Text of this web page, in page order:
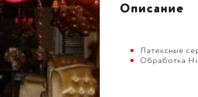
Описание
Латексные
Обработка